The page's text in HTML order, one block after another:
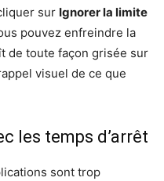
sur Ignorer la limite
pouvez enfreindre la
de toute façon grisée sur
visuel de ce que
les temps d’arrêt
sont trop